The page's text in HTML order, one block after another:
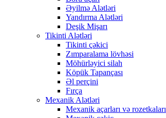
Əyilmə Alətləri
Yandırma Alətləri
Deşik Mişarı
Tikinti Alətləri
Tikinti çəkici
Zımparalama lövhəsi
Möhürləyici silah
Köpük Tapançası
Əl perçini
Fırça
Mexanik Alətləri
Mexanik açarları və rozetkaları